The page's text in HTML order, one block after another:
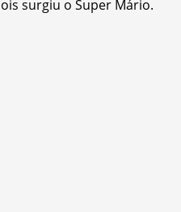
surgiu o Super Mário.